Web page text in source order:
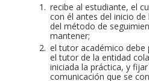
recibe al estudiante, el
con él antes del inicio
del método de
mantener;
el tutor académico
el tutor de la entidad
iniciada la práctica, y
comunicación que se